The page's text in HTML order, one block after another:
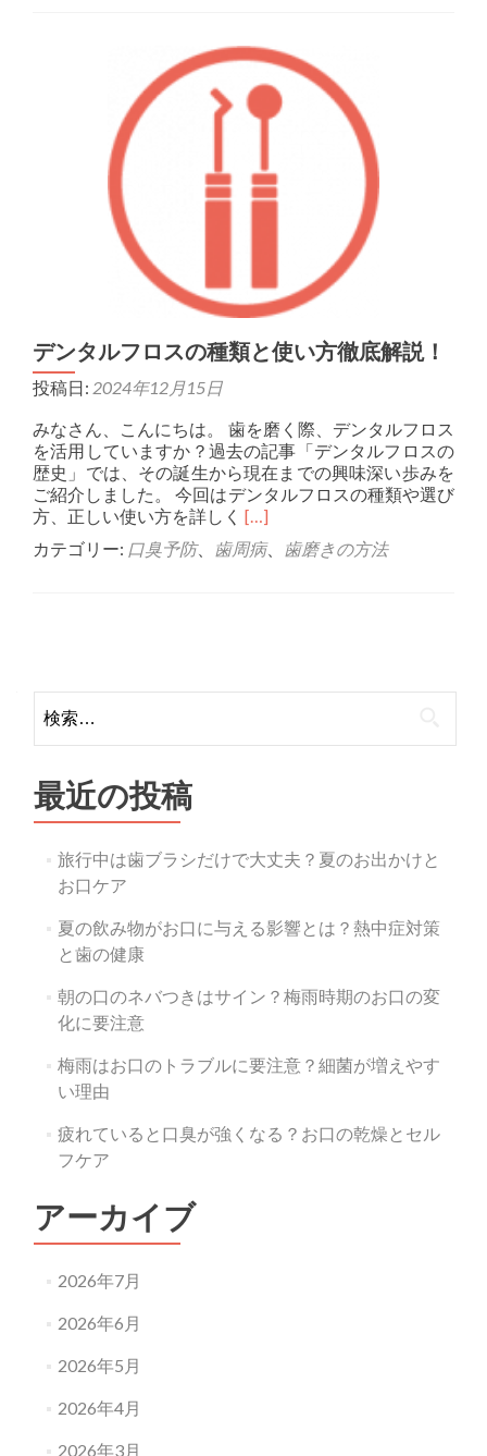
デンタルフロスの種類と使い方徹底解説！
投稿日: 2024年12月15日
みなさん、こんにちは。 歯を磨く際、デンタルフロス
を活用していますか？過去の記事「デンタルフロスの
歴史」では、その誕生から現在までの興味深い歩みを
ご紹介しました。 今回はデンタルフロスの種類や選び
方、正しい使い方を詳しく Read more about デンタルフ
[…]
カテゴリー: 口臭予防、 歯周病、 歯磨きの方法
navigation
索:
最近の投稿
旅行中は歯ブラシだけで大丈夫？夏のお出かけと
お口ケア
夏の飲み物がお口に与える影響とは？熱中症対策
と歯の健康
朝の口のネバつきはサイン？梅雨時期のお口の変
化に要注意
梅雨はお口のトラブルに要注意？細菌が増えやす
い理由
疲れていると口臭が強くなる？お口の乾燥とセル
フケア
アーカイブ
2026年7月
2026年6月
2026年5月
2026年4月
2026年3月